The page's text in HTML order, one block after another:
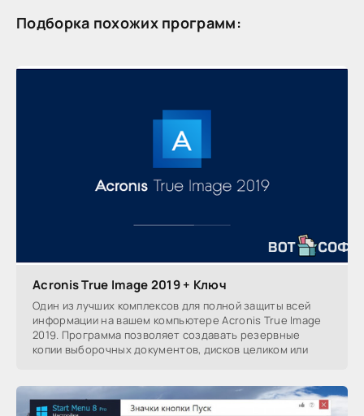
Подборка похожих программ:
Acronis True Image 2019 + Ключ
Один из лучших комплексов для полной защиты всей
информации на вашем компьютере Acronis True Image
2019. Программа позволяет создавать резервные
копии выборочных документов, дисков целиком или